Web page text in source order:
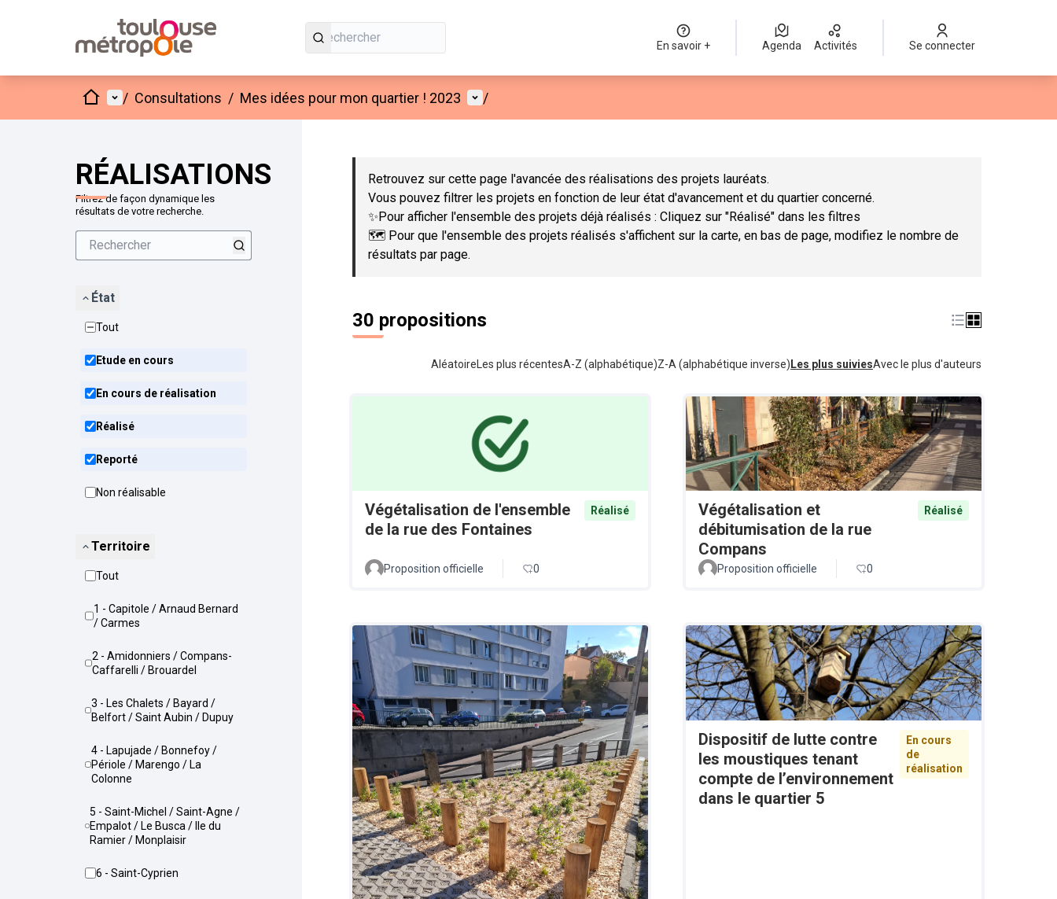
En savoir + Agenda Activités Se connecter
AccueilMenu principal
/ Consultations / Mes idées pour mon quartier ! 2023 Menu utilisateur
/
RÉALISATIONS
Filtrez de façon dynamique les
résultats de votre recherche.
État
Tout
Etude en cours
En cours de réalisation
Réalisé
Reporté
Non réalisable
Territoire
Tout
1 - Capitole / Arnaud Bernard
/ Carmes
2 - Amidonniers / Compans-
Caffarelli / Brouardel
3 - Les Chalets / Bayard /
Belfort / Saint Aubin / Dupuy
4 - Lapujade / Bonnefoy /
Périole / Marengo / La
Colonne
5 - Saint-Michel / Saint-Agne /
Empalot / Le Busca / Ile du
Ramier / Monplaisir
6 - Saint-Cyprien
Passer la carte
Retrouvez sur cette page l'avancée des réalisations des projets lauréats.
Vous pouvez filtrer les projets en fonction de leur état d'avancement et du quartier concerné.
✨Pour afficher l'ensemble des projets déjà réalisés : Cliquez sur "Réalisé" dans les filtres
🗺️ Pour que l'ensemble des projets réalisés s'affichent sur la carte, en bas de page, modifiez le nombre de
résultats par page.
30 propositions
Aléatoire Les plus récentesA-Z (alphabétique)Z-A (alphabétique inverse) Les plus suiviesAvec le plus d'auteurs
Végétalisation de l'ensemble
de la rue des Fontaines
Réalisé
Proposition officielle 0
Végétalisation et
débitumisation de la rue
Compans
Réalisé
Proposition officielle 0
Dispositif de lutte contre
les moustiques tenant
compte de l’environnement
dans le quartier 5
En cours
de
réalisation